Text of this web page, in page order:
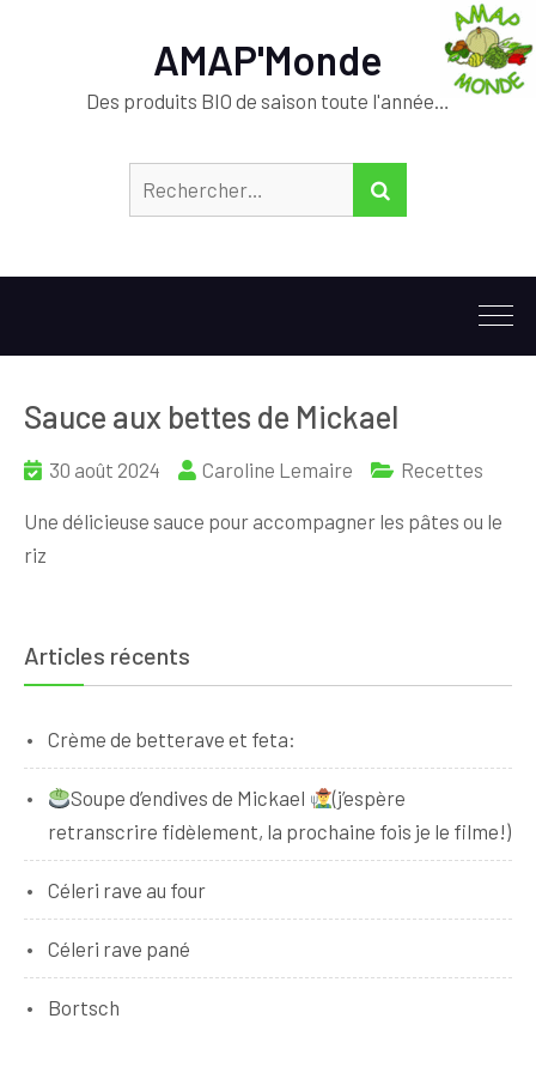
AMAP'Monde
Des produits BIO de saison toute l'année…
Sauce aux bettes de Mickael
30 août 2024 Caroline Lemaire Recettes
Une délicieuse sauce pour accompagner les pâtes ou le
riz
Articles récents
Crème de betterave et feta:
Soupe d’endives de Mickael
(j’espère
retranscrire fidèlement, la prochaine fois je le filme!)
Céleri rave au four
Céleri rave pané
Bortsch